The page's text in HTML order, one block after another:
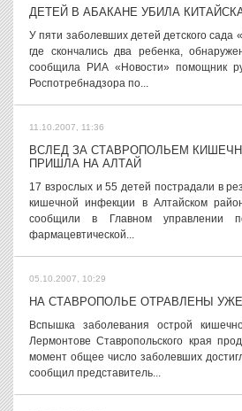
ДЕТЕЙ В АБАКАНЕ УБИЛА
У пяти заболевших детей детского сада
где скончались два ребенка,
сообщила РИА «Новости» помощник
Роспотребнадзора по...
11.10.2007, 11:36
ВСЛЕД ЗА СТАВРОПОЛЬЕМ
ПРИШЛА НА АЛТАЙ
17 взрослых и 55 детей пострадали в
кишечной инфекции в Алтайском
сообщили в Главном управлении
фармацевтической...
05.10.2007, 10:29
НА СТАВРОПОЛЬЕ ОТРАВЛЕНЫ
Вспышка заболевания острой
Лермонтове Ставропольского края
момент общее число заболевших
сообщил представитель...